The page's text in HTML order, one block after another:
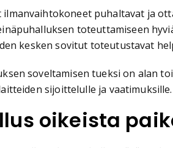
puhaltavat ja
toteuttamiseen
kesken sovitut toteutustavat
soveltamisen tueksi on alan
sijoittelulle ja vaatimuksille.
oikeista